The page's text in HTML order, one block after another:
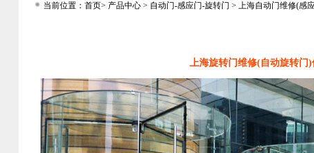
当前位置：首页> 产品中心 > 自动门-感应门-旋转门 > 上海自动门维修(感
上海旋转门维修(自动旋转门